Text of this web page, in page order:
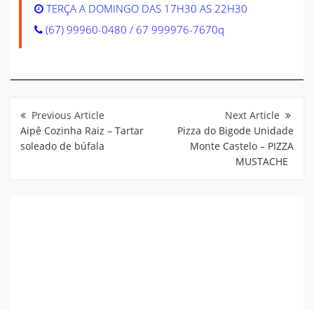
TERÇA A DOMINGO DAS 17H30 AS 22H30
(67) 99960-0480 / 67 999976-7670q
de
Post
Aipê Cozinha Raiz – Tartar
soleado de búfala
Pizza do Bigode Unidade
Monte Castelo – PIZZA
MUSTACHE